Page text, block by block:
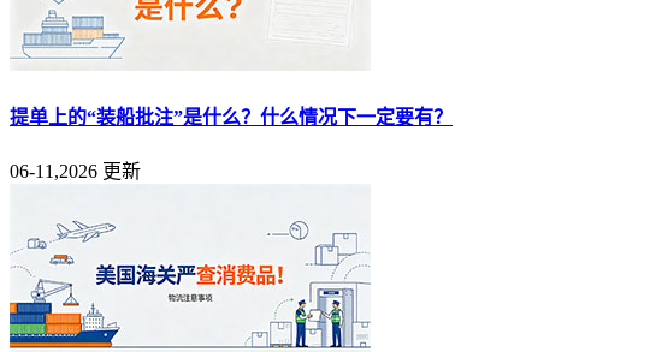
提单上的“装船批注”是什么？什么情况下一定要有？
06-11,2026 更新